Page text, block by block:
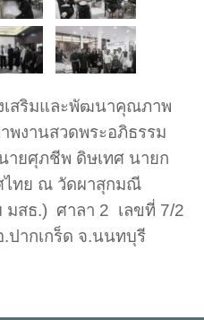
เสริมและพัฒนาคุณภาพ
พงานสวดพระอภิธรรม
ายศุภชีพ ดิษเทศ นายก
ไทย ณ วัดผาสุกมณี
มสธ.) ศาลา 2 เลขที่ 7/2
ปากเกร็ด จ.นนทบุรี